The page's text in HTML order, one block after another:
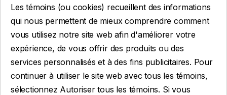
Les témoins (ou cookies) recueillent des informations
qui nous permettent de mieux comprendre comment
vous utilisez notre site web afin d'améliorer votre
expérience, de vous offrir des produits ou des
services personnalisés et à des fins publicitaires. Pour
continuer à utiliser le site web avec tous les témoins,
sélectionnez Autoriser tous les témoins. Si vous
Location
Obtenir du financement
Financement commercial
Financement personnel